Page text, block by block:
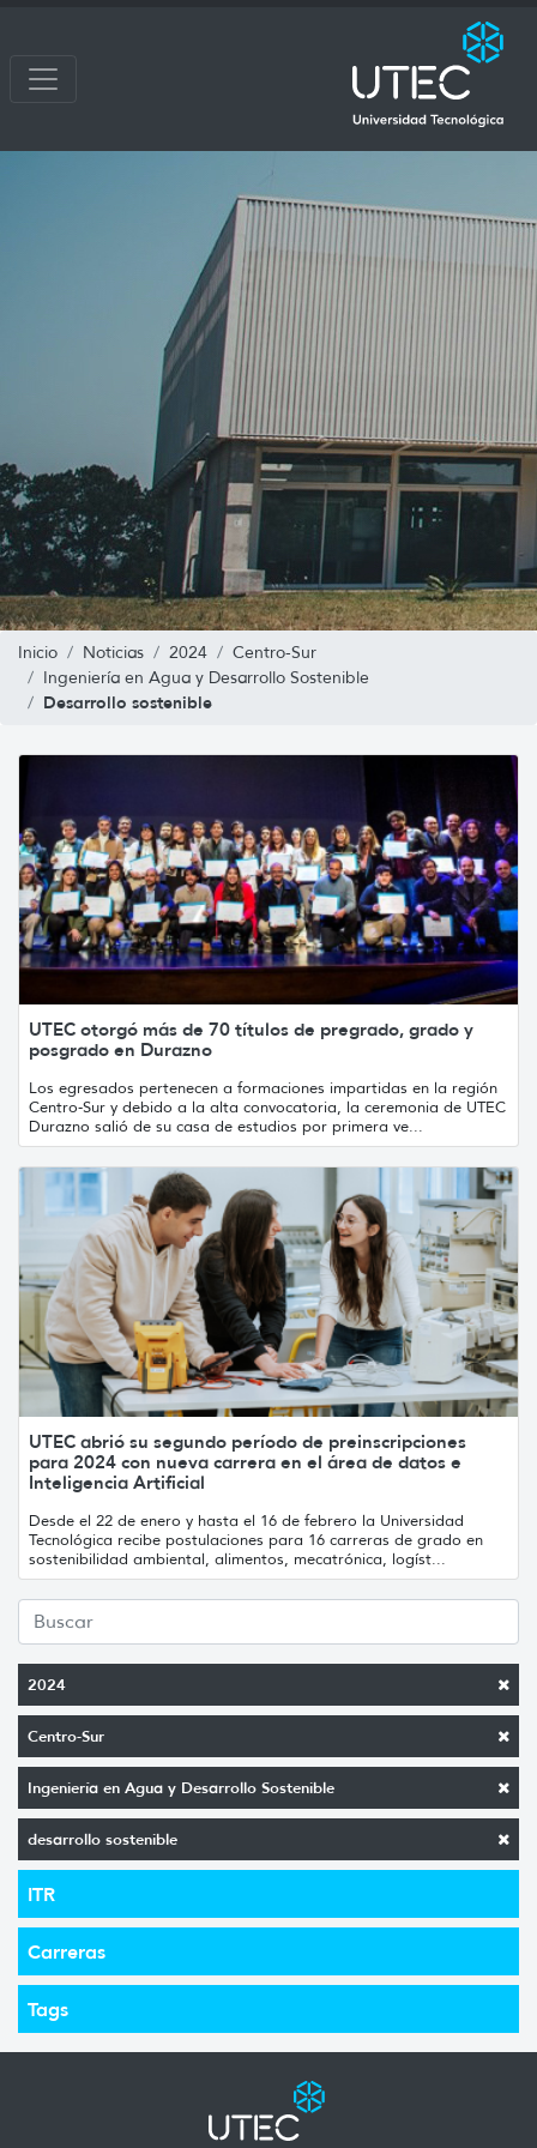
Inicio Noticias 2024
Centro-Sur
Ingeniería en Agua y Desarrollo Sostenible
Desarrollo sostenible
2024
Centro-Sur
Ingeniería en Agua y Desarrollo Sostenible
desarrollo sostenible
ITR
Carreras
Tags
UTEC otorgó más de 70 títulos de pregrado, grado y
posgrado en Durazno
Los egresados pertenecen a formaciones impartidas en la región
Centro-Sur y debido a la alta convocatoria, la ceremonia de UTEC
Durazno salió de su casa de estudios por primera ve...
UTEC abrió su segundo período de preinscripciones
para 2024 con nueva carrera en el área de datos e
Inteligencia Artificial
Desde el 22 de enero y hasta el 16 de febrero la Universidad
Tecnológica recibe postulaciones para 16 carreras de grado en
sostenibilidad ambiental, alimentos, mecatrónica, logíst...